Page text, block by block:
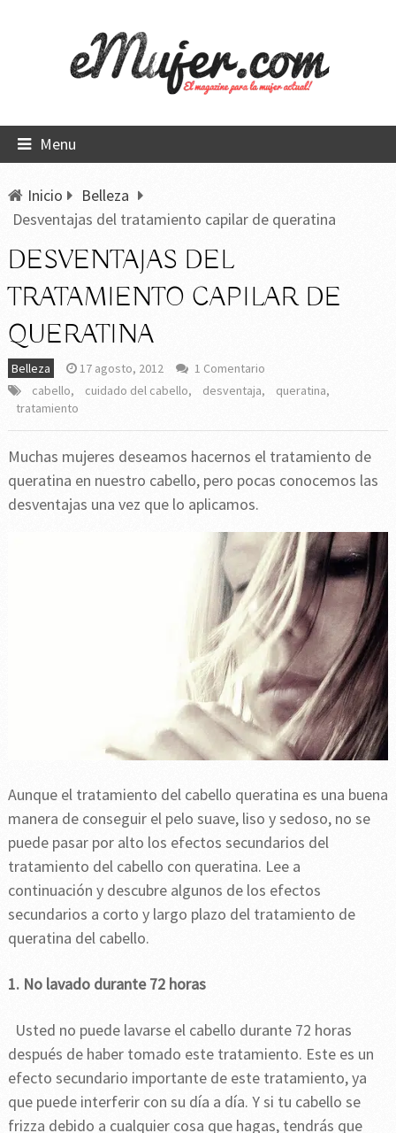
Menu
Inicio
Belleza
Desventajas del tratamiento capilar de queratina
DESVENTAJAS DEL
TRATAMIENTO CAPILAR DE
QUERATINA
Belleza 17 agosto, 2012
1 Comentario
cabello, cuidado del cabello, desventaja, queratina,
tratamiento
Muchas mujeres deseamos hacernos el tratamiento de
queratina en nuestro cabello, pero pocas conocemos las
desventajas una vez que lo aplicamos.
Aunque el tratamiento del cabello queratina es una buena
manera de conseguir el pelo suave, liso y sedoso, no se
puede pasar por alto los efectos secundarios del
tratamiento del cabello con queratina. Lee a
continuación y descubre algunos de los efectos
secundarios a corto y largo plazo del tratamiento de
queratina del cabello.
1. No lavado durante 72 horas
Usted no puede lavarse el cabello durante 72 horas
después de haber tomado este tratamiento. Este es un
efecto secundario importante de este tratamiento, ya
que puede interferir con su día a día. Y si tu cabello se
frizza debido a cualquier cosa que hagas, tendrás que